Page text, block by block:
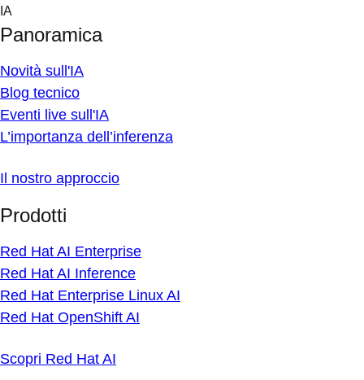
Skip
content
IA
Panoramica
Novità sull'IA
Blog tecnico
Eventi live sull'IA
L’importanza dell’inferenza
Il nostro approccio
Prodotti
Red Hat AI Enterprise
Red Hat AI Inference
Red Hat Enterprise Linux AI
Red Hat OpenShift AI
Scopri Red Hat AI